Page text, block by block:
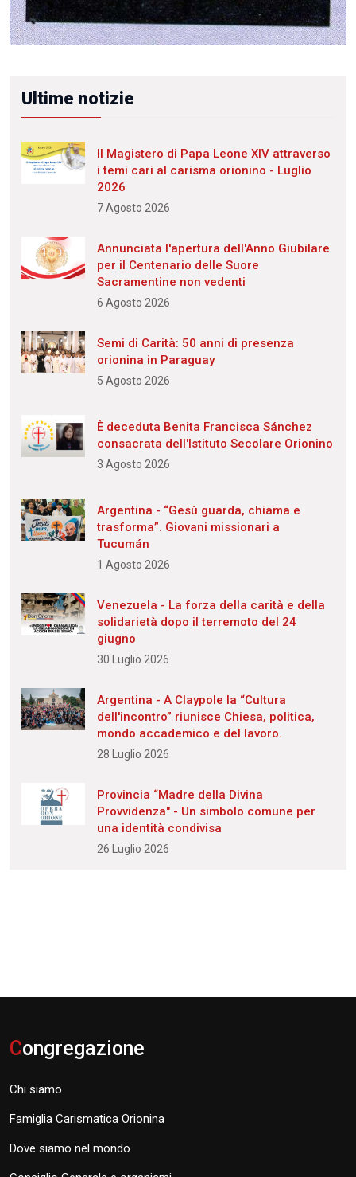
Ultime notizie
Il Magistero di Papa Leone XIV attraverso
i temi cari al carisma orionino - Luglio
2026
7 Agosto 2026
Annunciata l'apertura dell'Anno Giubilare
per il Centenario delle Suore
Sacramentine non vedenti
6 Agosto 2026
Semi di Carità: 50 anni di presenza
orionina in Paraguay
5 Agosto 2026
È deceduta Benita Francisca Sánchez
consacrata dell'Istituto Secolare Orionino
3 Agosto 2026
Argentina - “Gesù guarda, chiama e
trasforma”. Giovani missionari a
Tucumán
1 Agosto 2026
Venezuela - La forza della carità e della
solidarietà dopo il terremoto del 24
giugno
30 Luglio 2026
Argentina - A Claypole la “Cultura
dell'incontro” riunisce Chiesa, politica,
mondo accademico e del lavoro.
28 Luglio 2026
Provincia “Madre della Divina
Provvidenza" - Un simbolo comune per
una identità condivisa
26 Luglio 2026
Congregazione
Chi siamo
Famiglia Carismatica Orionina
Dove siamo nel mondo